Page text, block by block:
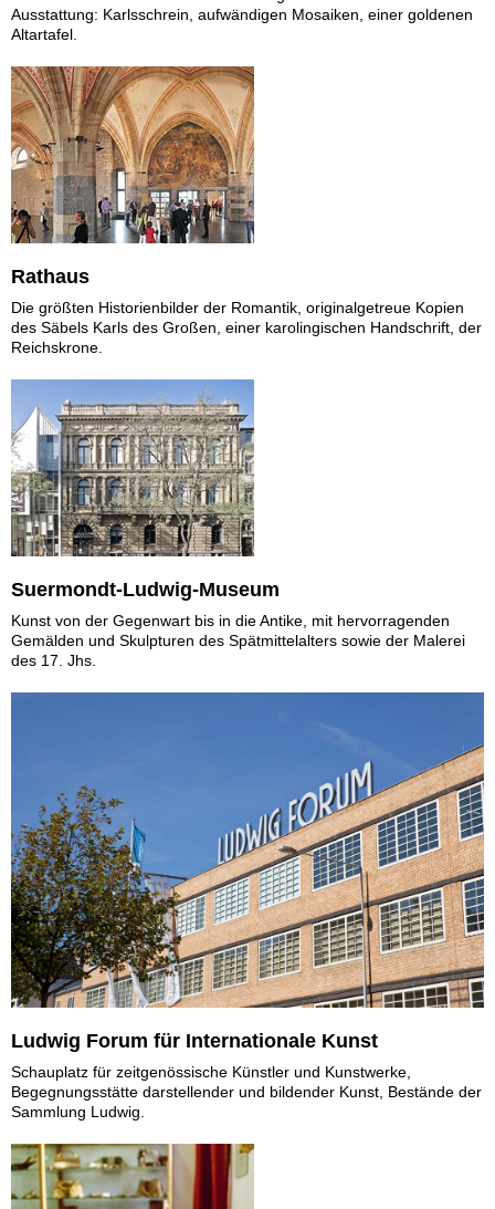
Ausstattung: Karlsschrein, aufwändigen Mosaiken, einer goldenen
Altartafel.
Rathaus
Die größten Historienbilder der Romantik, originalgetreue Kopien
des Säbels Karls des Großen, einer karolingischen Handschrift, der
Reichskrone.
Suermondt-Ludwig-Museum
Kunst von der Gegenwart bis in die Antike, mit hervorragenden
Gemälden und Skulpturen des Spätmittelalters sowie der Malerei
des 17. Jhs.
Ludwig Forum für Internationale Kunst
Schauplatz für zeitgenössische Künstler und Kunstwerke,
Begegnungsstätte darstellender und bildender Kunst, Bestände der
Sammlung Ludwig.